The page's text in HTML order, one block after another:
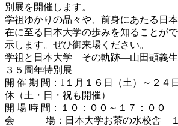
別展を開催します。
学祖ゆかりの品々や、前身にあたる日
在に至る日本大学の歩みを知ることが
示します。ぜひ御来場ください。
学祖と日本大学 その軌跡―山田顕義生
３５周年特別展―
開 催 期 間：1１月１６日（土）～２
休（土・日・祝も開催）
開 場 時 間：１０：００～１７：００
会 場：日本大学お茶の水校舎 １